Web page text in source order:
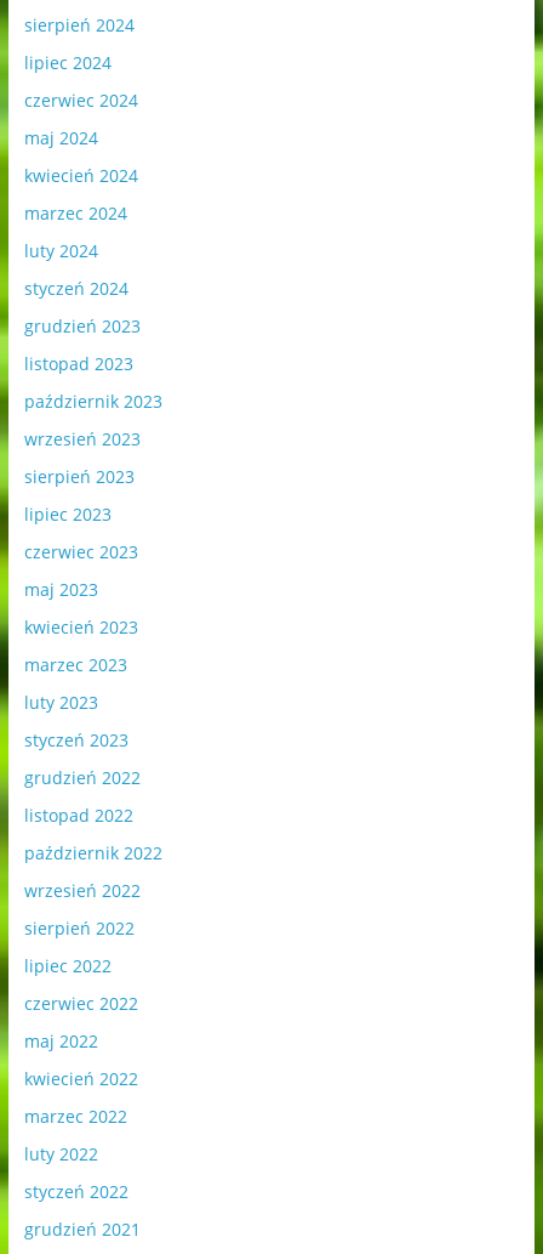
sierpień 2024
lipiec 2024
czerwiec 2024
maj 2024
kwiecień 2024
marzec 2024
luty 2024
styczeń 2024
grudzień 2023
listopad 2023
październik 2023
wrzesień 2023
sierpień 2023
lipiec 2023
czerwiec 2023
maj 2023
kwiecień 2023
marzec 2023
luty 2023
styczeń 2023
grudzień 2022
listopad 2022
październik 2022
wrzesień 2022
sierpień 2022
lipiec 2022
czerwiec 2022
maj 2022
kwiecień 2022
marzec 2022
luty 2022
styczeń 2022
grudzień 2021